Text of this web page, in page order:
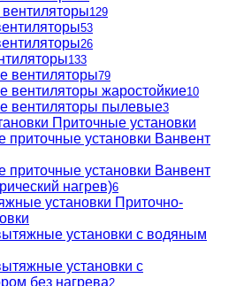
129
53
26
133
вентиляторы79
вентиляторы жаростойкие10
вентиляторы пылевые3
Приточные установки
приточные установки Ванвент
приточные установки Ванвент
нагрев)6
Приточно-
установки с водяным
установки с
без нагрева2